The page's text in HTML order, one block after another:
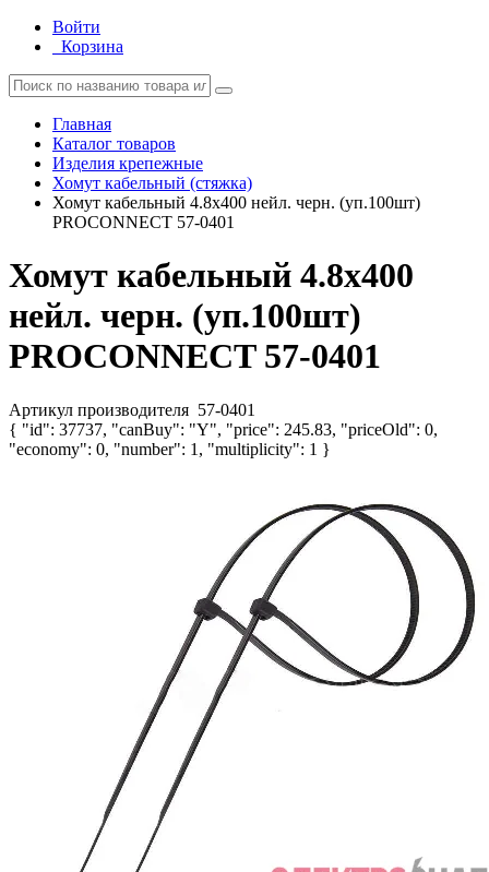
Войти
Корзина
Главная
Каталог товаров
Изделия крепежные
Хомут кабельный (стяжка)
Хомут кабельный 4.8х400 нейл. черн. (уп.100шт)
PROCONNECT 57-0401
Хомут кабельный 4.8х400
нейл. черн. (уп.100шт)
PROCONNECT 57-0401
Артикул производителя 57-0401
{ "id": 37737, "canBuy": "Y", "price": 245.83, "priceOld": 0,
"economy": 0, "number": 1, "multiplicity": 1 }